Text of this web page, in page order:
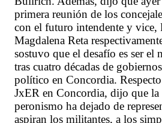
primera reunión de los
con el futuro intendente y vice,
Magdalena Reta
sostuvo que el desafío es ser el
tras cuatro décadas de
político en Concordia.
JxER en Concordia, dijo que
peronismo ha dejado de
aspiran los militantes, a los